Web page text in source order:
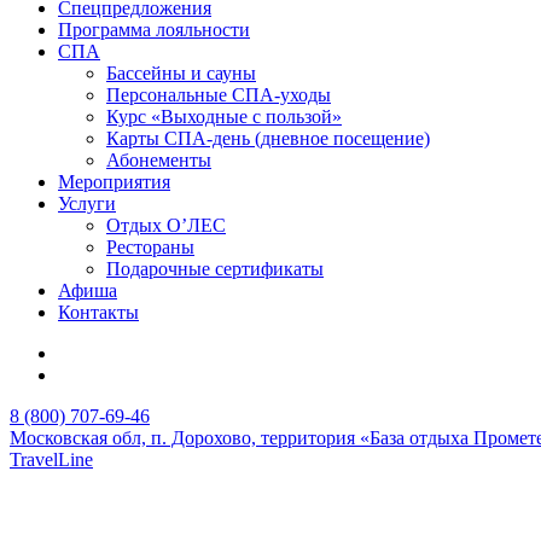
Спецпредложения
Программа лояльности
СПА
Бассейны и сауны
Персональные СПА-уходы
Курс «Выходные с пользой»
Карты СПА-день (дневное посещение)
Абонементы
Мероприятия
Услуги
Отдых О’ЛЕС
Рестораны
Подарочные сертификаты
Афиша
Контакты
8 (800) 707-69-46
Московская обл, п. Дорохово, территория «База отдыха
TravelLine